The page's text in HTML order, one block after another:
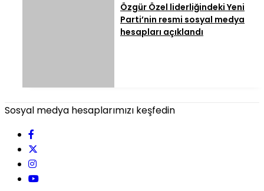
Özgür Özel liderliğindeki Yeni
Parti’nin resmi sosyal medya
hesapları açıklandı
Sosyal medya hesaplarımızı keşfedin